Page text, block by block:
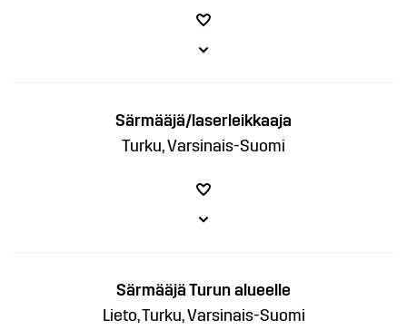
Särmääjä/laserleikkaaja
Turku, Varsinais-Suomi
Särmääjä Turun alueelle
Lieto, Turku, Varsinais-Suomi